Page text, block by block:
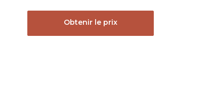
Obtenir le prix